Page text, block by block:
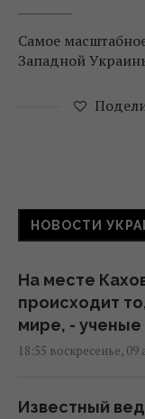
Самое
Западной
НОВОСТИ
На месте
происходит
мире, - ученые
18:55 воскресенье, 09
Известный